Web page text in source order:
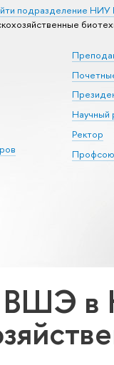
подразделение
Научный
Ректор
в